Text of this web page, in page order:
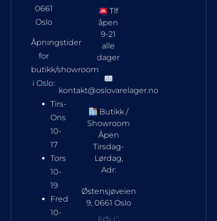
0661
Oslo
Åpningstider
for
butikk/showroom
i Oslo:
Tirs-
Ons
10-
17
Tors
10-
19
Fred
10-
Tlf
åpen
9-21
alle
dager
kontakt@oslovarelager.no
Butikk /
Showroom
Åpen
Tirsdag-
Lørdag,
Adr:
Østensjøveien
9, 0661 Oslo